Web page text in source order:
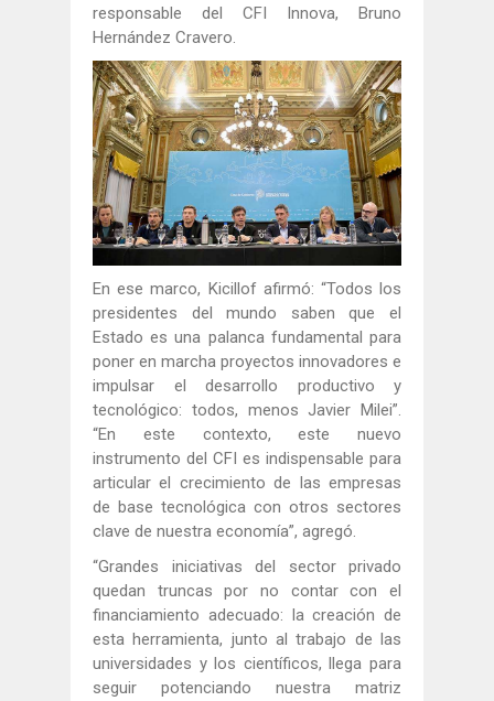
responsable del CFI Innova, Bruno
Hernández Cravero.
En ese marco, Kicillof afirmó: “Todos los
presidentes del mundo saben que el
Estado es una palanca fundamental para
poner en marcha proyectos innovadores e
impulsar el desarrollo productivo y
tecnológico: todos, menos Javier Milei”.
“En este contexto, este nuevo
instrumento del CFI es indispensable para
articular el crecimiento de las empresas
de base tecnológica con otros sectores
clave de nuestra economía”, agregó.
​“Grandes iniciativas del sector privado
quedan truncas por no contar con el
financiamiento adecuado: la creación de
esta herramienta, junto al trabajo de las
universidades y los científicos, llega para
seguir potenciando nuestra matriz